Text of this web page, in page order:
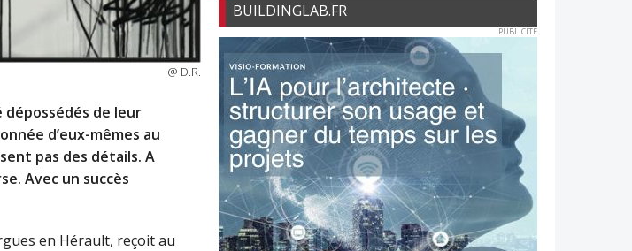
@ D.R.
de leur
d’eux-mêmes au
pas des détails. A
Avec un succès
en Hérault, reçoit au
BUILDINGLAB.FR
PUBLICITE